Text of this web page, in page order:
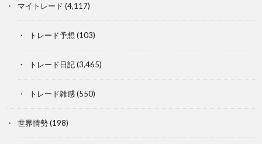
マイトレード (4,117)
トレード予想 (103)
トレード日記(3,465)
トレード雑感(550)
世界情勢(198)